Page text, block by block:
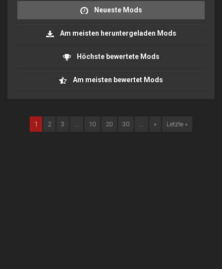
Neueste Mods
Am meisten heruntergeladen Mods
Höchste bewertete Mods
Am meisten bewertet Mods
1 2 3 ... 10 20 30 ... » Letzte »